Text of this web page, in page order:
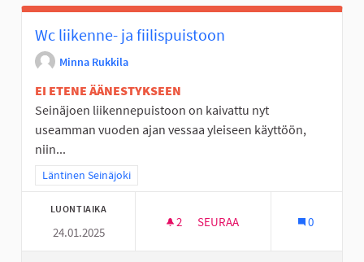
Wc liikenne- ja fiilispuistoon
Minna Rukkila
EI ETENE ÄÄNESTYKSEEN
Seinäjoen liikennepuistoon on kaivattu nyt
useamman vuoden ajan vessaa yleiseen käyttöön,
niin...
Rajaa tulokset teeman mukaan: Läntinen Seinäjoki
Läntinen Seinäjoki
LUONTIAIKA
24.01.2025
2 2 SEURAAJAA
SEURAA 0